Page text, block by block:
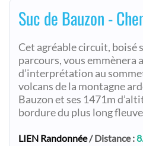
Suc de Bauzon -
Cet agréable circuit, boisé
parcours, vous emmènera
d’interprétation au
volcans de la montagne
Bauzon et ses 1471m
bordure du plus long
LIEN Randonnée/ Distance :